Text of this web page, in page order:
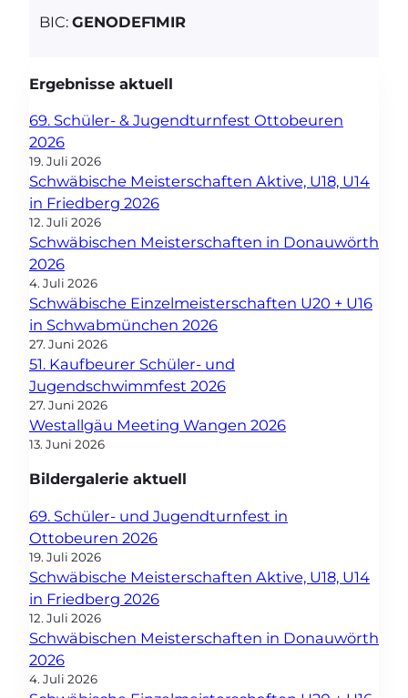
BIC:GENODEF1MIR
Ergebnisse aktuell
69. Schüler- & Jugendturnfest Ottobeuren
2026
19. Juli 2026
Schwäbische Meisterschaften Aktive, U18, U14
in Friedberg 2026
12. Juli 2026
Schwäbischen Meisterschaften in Donauwörth
2026
4. Juli 2026
Schwäbische Einzelmeisterschaften U20 + U16
in Schwabmünchen 2026
27. Juni 2026
51. Kaufbeurer Schüler- und
Jugendschwimmfest 2026
27. Juni 2026
Westallgäu Meeting Wangen 2026
13. Juni 2026
Bildergalerie aktuell
69. Schüler- und Jugendturnfest in
Ottobeuren 2026
19. Juli 2026
Schwäbische Meisterschaften Aktive, U18, U14
in Friedberg 2026
12. Juli 2026
Schwäbischen Meisterschaften in Donauwörth
2026
4. Juli 2026